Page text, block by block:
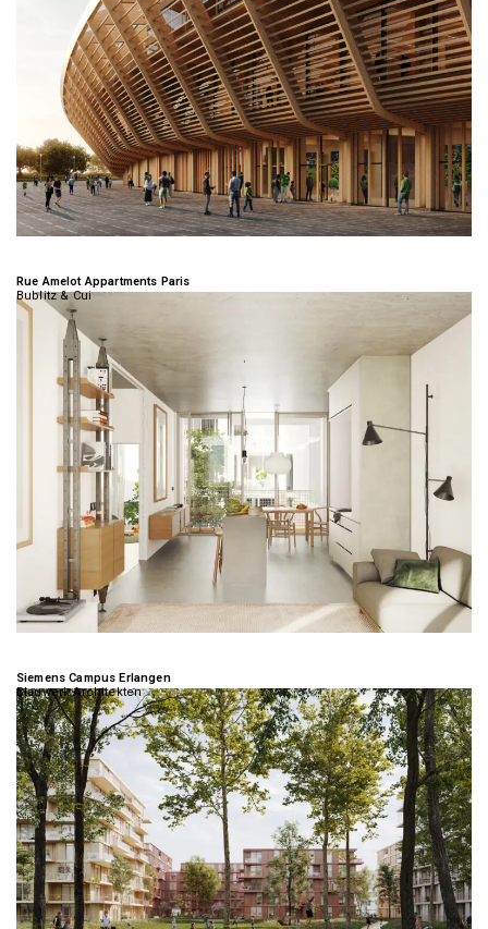
Rue Amelot Appartments Paris
Bublitz & Cui
Siemens Campus Erlangen
Blauwerk Architekten